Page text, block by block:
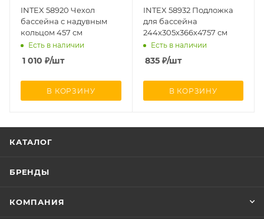
INTEX 58920 Чехол
бассейна с надувным
кольцом 457 см
Есть в наличии
1 010 ₽/шт
В КОРЗИНУ
INTEX 58932 Подложка
для бассейна
244х305х366х4757 см
Есть в наличии
835₽/шт
В КОРЗИНУ
КАТАЛОГ
БРЕНДЫ
КОМПАНИЯ